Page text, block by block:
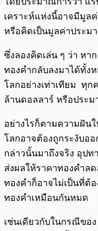
เคราะห์แห่งนี้อาจมีมูล
หรือคิดเป็นมูลค่าประมา
ซึ่งลองคิดเล่น ๆ ว่า หา
ทองคำกลับลงมาได้ทั้ง
โลกอย่างเท่าเทียม ทุก
ล้านดอลลาร์ หรือประม
อย่างไรก็ตามความฝัน
โลกอาจต้องถูกระงับอ
กล่าวนั้นมาถึงจริง อุปท
ส่งผลให้ราคาทองคำล
ทองคำก็อาจไม่เป็นที่ต้
ทองคำเหมือนกันหมด
เช่นเดียวกับในกรณีของ